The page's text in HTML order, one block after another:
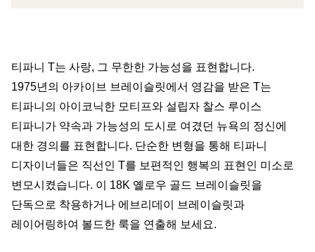
티파니 T는 사랑, 그 무한한 가능성을 표현합니다.
1975년의 아카이브 브레이슬릿에서 영감을 받은 T는
티파니의 아이코닉한 모티프와 설립자 찰스 루이스
티파니가 약속과 가능성의 도시로 여겼던 뉴욕의 정신에
대한 경의를 표현합니다. 단순한 변형을 통해 티파니
디자이너들은 직선인 T를 보편적인 행복의 표현인 미소로
변모시켰습니다. 이 18K 옐로우 골드 브레이슬릿을
단독으로 착용하거나 에브리데이 브레이슬릿과
레이어링하여 볼드한 룩을 연출해 보세요.